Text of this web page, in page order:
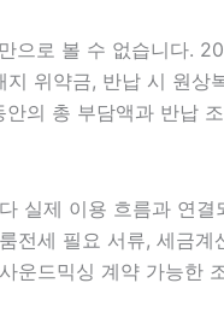
로 볼 수 없습니다.
위약금, 반납 시 원
의 총 부담액과 반납
실제 이용 흐름과 연
세 필요 서류, 세금
드믹싱 계약 가능